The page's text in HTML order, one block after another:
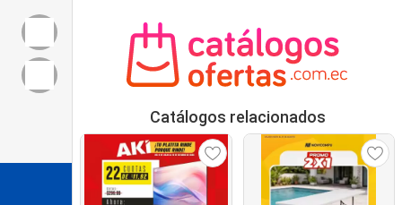
Catálogos relacionados